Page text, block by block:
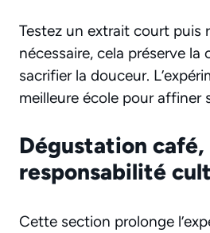
Testez un extrait court puis
nécessaire, cela préserve la
sacrifier la douceur.
meilleure école pour affiner
Dégustation
responsabilité
Cette section prolonge